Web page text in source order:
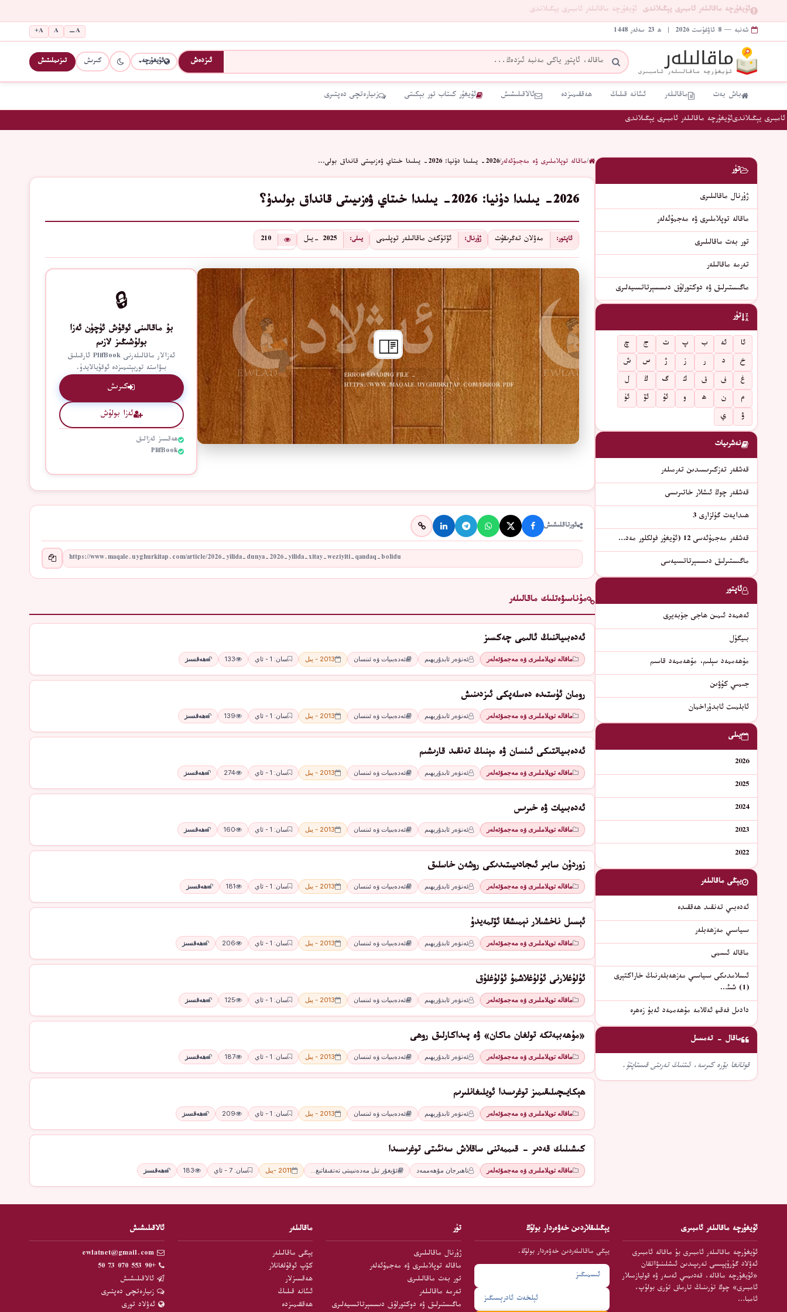
ئۇيغۇرچە ماقالىلەر ئامبىرى يېڭىلاندى ئۇيغۇرچە ماقالىلەر ئامبىرى يېڭىلاندى
شەنبە — 8 ئاۋغۇست 2026 | ھ 23 سەفەر 1448 A−
A
A+
ئىزدەش ئۇيغۇرچە كىرىش تىزىملىتىش
باش بەت ماقالىلەر ئىئانە قىلىڭ ھەققىمىزدە ئالاقىلىشىش ئۇيغۇر كىتاب تور بېكىتى زىيارەتچى دەپتىرى
يېڭىلاندىئۇيغۇرچە ماقالىلەر ئامبىرى يېڭىلاندى
/ماقالە توپلاملىرى ۋە مەجمۇئەلەر/2026- يىلىدا دۇنيا: 2026- يىلىدا خىتاي ۋەزىيىتى قانداق بولى…
2026- يىلىدا دۇنيا: 2026- يىلىدا خىتاي ۋەزىيىتى قانداق بولىدۇ؟
ئاپتور: مەۋلان تەڭرىقۇت ژۇرنال: ئۆتۈكەن ماقالىلەر توپلىمى يىلى: 2025 -يىل 210
ERROR LOADING FILE -
HTTPS://WWW.MAQALE.UYGHURKITAP.COM/ERROR.PDF
🔒
بۇ ماقالىنى ئوقۇش ئۈچۈن ئەزا
بولۇشىڭىز لازىم
ئەزالار ماقالىلەرنى PlifBook ئارقىلىق
بىۋاستە توربېتىمىزدە ئوقۇيالايدۇ.
كىرىش
ئەزا بولۇش
ھەقسىز ئەزالىق
PlifBook
ئورتاقلىشىش
مۇناسىۋەتلىك ماقالىلەر
ئەدەبىياتنىڭ ئالىمى چەكسىز
ماقالە توپلاملىرى ۋە مەجمۇئەلەر ئەنۋەر ئابدۇرېھىم ئەدەبىيات ۋە ئىنسان 2013 - يىل سان: 1 - ئاي 133 ھەقسىز
رومان ئۈستىدە دەسلەپكى ئىزدىنىش
ماقالە توپلاملىرى ۋە مەجمۇئەلەر ئەنۋەر ئابدۇرېھىم ئەدەبىيات ۋە ئىنسان 2013 - يىل سان: 1 - ئاي 139 ھەقسىز
ئەدەبىياتتىكى ئىنسان ۋە مېنىڭ تەنقىد قارىشىم
ماقالە توپلاملىرى ۋە مەجمۇئەلەر ئەنۋەر ئابدۇرېھىم ئەدەبىيات ۋە ئىنسان 2013 - يىل سان: 1 - ئاي 274 ھەقسىز
ئەدەبىيات ۋە خىرىس
ماقالە توپلاملىرى ۋە مەجمۇئەلەر ئەنۋەر ئابدۇرېھىم ئەدەبىيات ۋە ئىنسان 2013 - يىل سان: 1 - ئاي 160 ھەقسىز
زوردۇن سابىر ئىجادىيىتىدىكى روشەن خاسلىق
ماقالە توپلاملىرى ۋە مەجمۇئەلەر ئەنۋەر ئابدۇرېھىم ئەدەبىيات ۋە ئىنسان 2013 - يىل سان: 1 - ئاي 181 ھەقسىز
ئېسىل ناخشىلار نېمىشقا ئۆلمەيدۇ
ماقالە توپلاملىرى ۋە مەجمۇئەلەر ئەنۋەر ئابدۇرېھىم ئەدەبىيات ۋە ئىنسان 2013 - يىل سان: 1 - ئاي 206 ھەقسىز
ئۇلۇغلارنى ئۇلۇغلاشمۇ ئۇلۇغلۇق
ماقالە توپلاملىرى ۋە مەجمۇئەلەر ئەنۋەر ئابدۇرېھىم ئەدەبىيات ۋە ئىنسان 2013 - يىل سان: 1 - ئاي 125 ھەقسىز
«مۇھەببەتكە تولغان ماكان» ۋە پىداكارلىق روھى
ماقالە توپلاملىرى ۋە مەجمۇئەلەر ئەنۋەر ئابدۇرېھىم ئەدەبىيات ۋە ئىنسان 2013 - يىل سان: 1 - ئاي 187 ھەقسىز
ھېكايىچىلىقىمىز توغرىسدا ئويلىغانلىرىم
ماقالە توپلاملىرى ۋە مەجمۇئەلەر ئەنۋەر ئابدۇرېھىم ئەدەبىيات ۋە ئىنسان 2013 - يىل سان: 1 - ئاي 209 ھەقسىز
كىشىلىك قەدىر - قىممەتنى ساقلاش سەنئىتى توغرىسىدا
ماقالە توپلاملىرى ۋە مەجمۇئەلەر تاھىرجان مۇھەممەد ئۇيغۇر تىل مەدەنىيىتى تەتقىقاتىغ… 2011 -يىل سان: 7 - ئاي 183 ھەقسىز
تۈر
ژۇرنال ماقالىلىرى
ماقالە توپلاملىرى ۋە مەجمۇئەلەر
تور بەت ماقالىلىرى
تەرمە ماقالىلەر
ماگىستىرلىق ۋە دوكتورلۇق دىسسېرتاتسىيەلىرى
تۈر
ئا ئە ب پ ت ج
چ
خ
د ر ز ژ س
ش
غ
ف ق ك گ ڭ
ل
م
ن ھ و ئۇ ئۆ
ئۈ
ۋ
ي
نەشرىيات
قەشقەر تەزكىرىسىدىن تەرمىلەر
قەشقەر چوڭ ئىشلار خاتىرىسى
ھىدايەت گۈلزارى 3
قەشقەر مەجمۇئەسى 12 (ئۇيغۇر فولكلور مەد…
ماگىستىرلىق دىسسېرتاتسىيەسى
ئاپتور
ئەھمەد ئىمىن ھاجى جۈبەيرى
بىيگۈل
مۇھەممەد سېلىم، مۇھەممەد قاسىم
جىمىي كۇۋىن
ئابلمىت ئابدۇراخمان
يىلى
2026
2025
2024
2023
2022
يېڭى ماقالىلەر
ئەدەبىي تەنقىد ھەققىدە
سىياسىي مەزھەبلەر
ماقالە ئىسمى
ئىسلامدىكى سىياسىي مەزھەبلەرنىڭ خاراكتېرى
(1) شىئ…
دادىل فەقىھ ئەللامە مۇھەممەد ئەبۇ زەھرە
ماقال - تەمسىل
قوتانغا بۆرە كىرسە، ئىتنىڭ تەرىتى قىستاپتۇ.
ئۇيغۇرچە ماقالىلەر ئامبىرى
ئۇيغۇرچە ماقالىلەر ئامبىرى بۇ ماقالە ئامبىرى
ئەۋلاد گۇرۇپپىسى تەرىپىدىن ئىشلىنىۋاتقان
«ئۇيغۇرچە ماقالە، قەدىمىي ئەسەر ۋە قوليازمىلار
ئامبىرى» چوڭ تۈرىنىڭ تارماق تۈرى بولۇپ،
ئامبا…
يېڭىلىقلاردىن خەۋەردار بولۇڭ
يېڭى ماقالىلەردىن خەۋەردار بولۇڭ.
تۈر
ژۇرنال ماقالىلىرى
ماقالە توپلاملىرى ۋە مەجمۇئەلەر
تور بەت ماقالىلىرى
تەرمە ماقالىلەر
ماگىستىرلىق ۋە دوكتورلۇق دىسسېرتاتسىيەلىرى
ماقالىلەر
يېڭى ماقالىلەر
كۆپ ئوقۇلغانلار
ھەقسىزلار
ئىئانە قىلىڭ
ھەققىمىزدە
ئالاقىلىشىش
ewlatnet@gmail.com
+90 553 070 73 50
ئالاقىلىشىش
زىيارەتچى دەپتىرى
ئەۋلاد تورى